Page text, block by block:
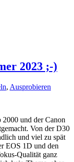
2023 ;-)
, Ausprobieren
und der Canon
Von der D30
und viel zu spät
EOS 1D und den
Qualität ganz